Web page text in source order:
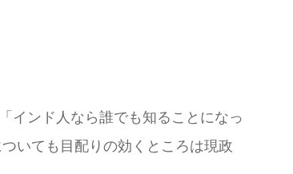
インド人なら誰でも知ることになっ
いても目配りの効くところは現政